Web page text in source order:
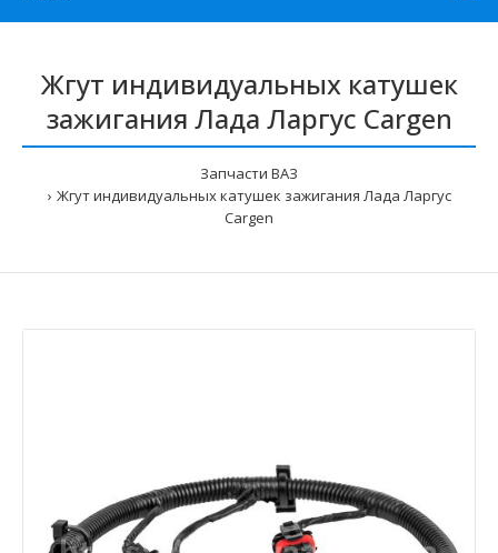
Жгут индивидуальных катушек
зажигания Лада Ларгус Cargen
Запчасти ВАЗ
Жгут индивидуальных катушек зажигания Лада Ларгус
Cargen